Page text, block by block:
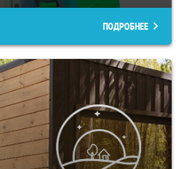
ПОДРОБНЕЕ